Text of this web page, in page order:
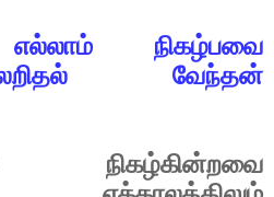
எல்லாம்
நிகழ்பவை
வேந்தன்
நிகழ்கின்றவை